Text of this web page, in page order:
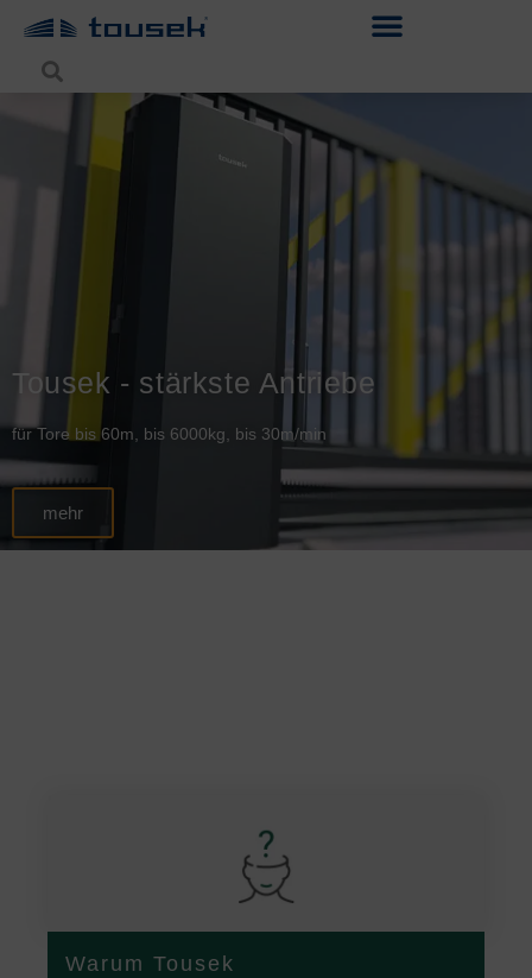
Tousek - stärkste Antriebe
für Tore bis 60m, bis 6000kg, bis 30m/min
mehr
Warum Tousek